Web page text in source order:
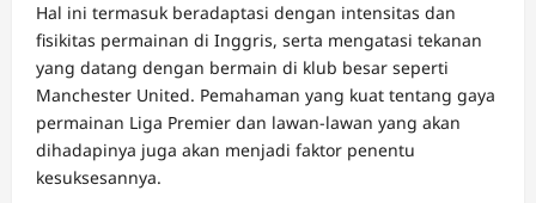
Hal ini termasuk beradaptasi dengan intensitas dan
fisikitas permainan di Inggris, serta mengatasi tekanan
yang datang dengan bermain di klub besar seperti
Manchester United. Pemahaman yang kuat tentang gaya
permainan Liga Premier dan lawan-lawan yang akan
dihadapinya juga akan menjadi faktor penentu
kesuksesannya.